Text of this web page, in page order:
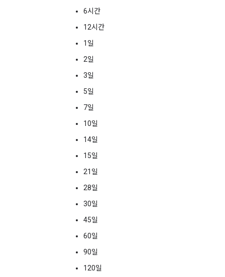
6시간
12시간
1일
2일
3일
5일
7일
10일
14일
15일
21일
28일
30일
45일
60일
90일
120일